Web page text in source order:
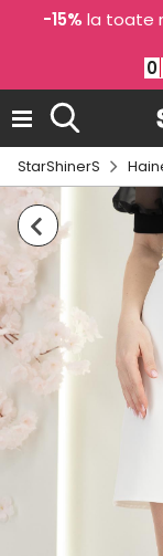
-15% la toate
0
StarShinerS